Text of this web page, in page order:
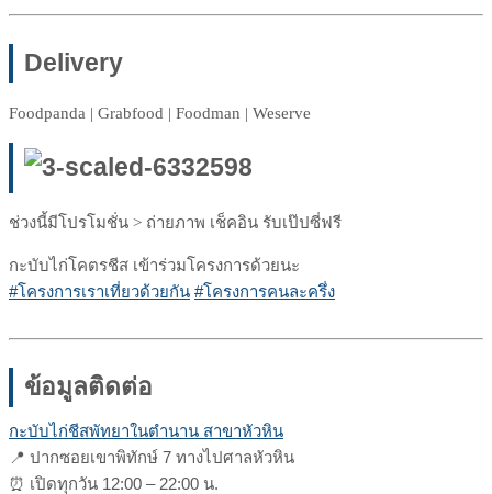
Delivery
Foodpanda | Grabfood | Foodman | Weserve
ช่วงนี้มีโปรโมชั่น > ถ่ายภาพ เช็คอิน รับเป๊ปซี่ฟรี
กะบับไก่โคตรชีส เข้าร่วมโครงการด้วยนะ
#โครงการเราเที่ยวด้วยกัน #โครงการคนละครึ่ง
ข้อมูลติดต่อ
กะบับไก่ชีสพัทยาในตำนาน สาขาหัวหิน
📍 ปากซอยเขาพิทักษ์ 7 ทางไปศาลหัวหิน
⏰ เปิดทุกวัน 12:00 – 22:00 น.